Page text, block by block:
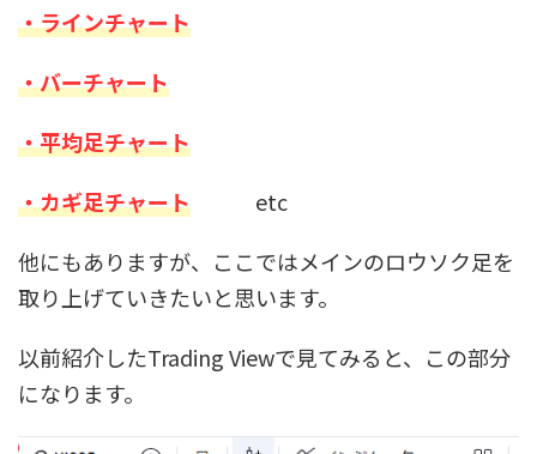
・ラインチャート
・バーチャート
・平均足チャート
・カギ足チャート etc
他にもありますが、ここではメインのロウソク足を
取り上げていきたいと思います。
以前紹介したTrading Viewで見てみると、この部分
になります。